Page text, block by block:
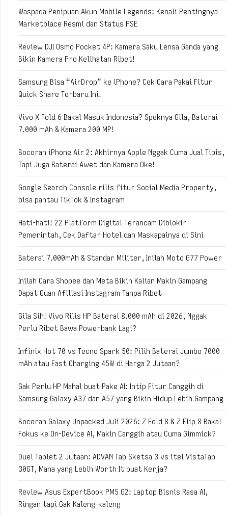
Waspada Penipuan Akun Mobile Legends: Kenali Pentingnya
Marketplace Resmi dan Status PSE
Review DJI Osmo Pocket 4P: Kamera Saku Lensa Ganda yang
Bikin Kamera Pro Kelihatan Ribet!
Samsung Bisa “AirDrop” ke iPhone? Cek Cara Pakai Fitur
Quick Share Terbaru Ini!
Vivo X Fold 6 Bakal Masuk Indonesia? Speknya Gila, Baterai
7.000 mAh & Kamera 200 MP!
Bocoran iPhone Air 2: Akhirnya Apple Nggak Cuma Jual Tipis,
Tapi Juga Baterai Awet dan Kamera Oke!
Google Search Console rilis fitur Social Media Property,
bisa pantau TikTok & Instagram
Hati-hati! 22 Platform Digital Terancam Diblokir
Pemerintah, Cek Daftar Hotel dan Maskapainya di Sini
Baterai 7.000mAh & Standar Militer, Inilah Moto G77 Power
Inilah Cara Shopee dan Meta Bikin Kalian Makin Gampang
Dapat Cuan Afiliasi Instagram Tanpa Ribet
Gila Sih! Vivo Rilis HP Baterai 8.000 mAh di 2026, Nggak
Perlu Ribet Bawa Powerbank Lagi?
Infinix Hot 70 vs Tecno Spark 50: Pilih Baterai Jumbo 7000
mAh atau Fast Charging 45W di Harga 2 Jutaan?
Gak Perlu HP Mahal buat Pake AI: Intip Fitur Canggih di
Samsung Galaxy A37 dan A57 yang Bikin Hidup Lebih Gampang
Bocoran Galaxy Unpacked Juli 2026: Z Fold 8 & Z Flip 8 Bakal
Fokus ke On-Device AI, Makin Canggih atau Cuma Gimmick?
Duel Tablet 2 Jutaan: ADVAN Tab Sketsa 3 vs itel VistaTab
30GT, Mana yang Lebih Worth It buat Kerja?
Review Asus ExpertBook PM5 G2: Laptop Bisnis Rasa AI,
Ringan tapi Gak Kaleng-kaleng